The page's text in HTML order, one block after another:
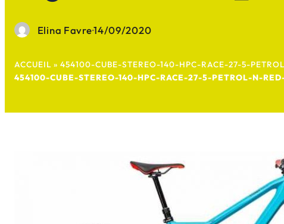
Elina Favre·14/09/2020
ACCUEIL » 454100-CUBE-STEREO-140-HPC-RACE-27-5-
454100-CUBE-STEREO-140-HPC-RACE-27-5-PETROL-N-